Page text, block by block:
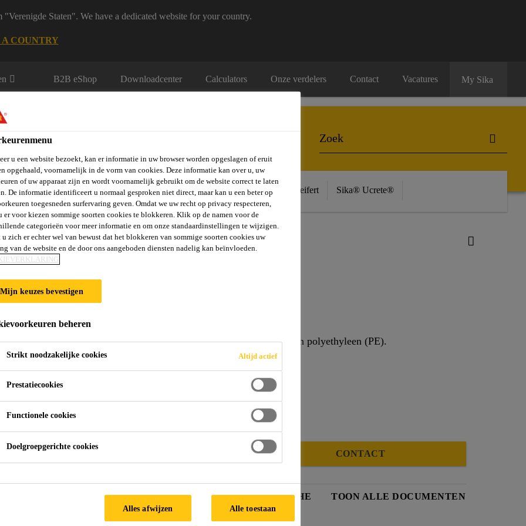
Staten". We have a dedicated website for your country.
COUNTRY
B2B eShop Downloadcenter Calculators Onze verdelers Contact Vacatures My Sika
Over Ons Sika at Work Knowledge Center Carrière Seifert Sika® Ucrete®
Sarnavap®-1000 E
Sarnavap®-1000 E is een onversterkt dampscherm op basis van polyethyleen (PE).
Eenvoudige en snelle verwerking
CONTACT
TECHNISCHE FICHE TOON ALLE DOCUMENTEN
u een website bezoekt, kan er informatie in uw browser worden opgeslagen of eruit
opgehaald, voornamelijk in de vorm van cookies. Deze informatie kan over u, uw
of uw apparaat zijn en wordt voornamelijk gebruikt om de website correct te laten
De informatie identificeert u normaal gesproken niet direct, maar kan u een beter op
toegesneden surfervaring geven. Omdat we uw recht op privacy respecteren,
er voor kiezen sommige soorten cookies te blokkeren. Klik op de namen voor de
categorieën voor meer informatie en om onze standaardinstellingen te wijzigen.
u zich er echter wel van bewust dat het blokkeren van sommige soorten cookies uw
van de website en de door ons aangeboden diensten nadelig kan beïnvloeden.
Mijn keuzes bevestigen
beheren
Strikt noodzakelijke cookies Altijd actief
Prestatiecookies
Functionele cookies
Doelgroepgerichte cookies
Alles afwijzen Alle toestaan